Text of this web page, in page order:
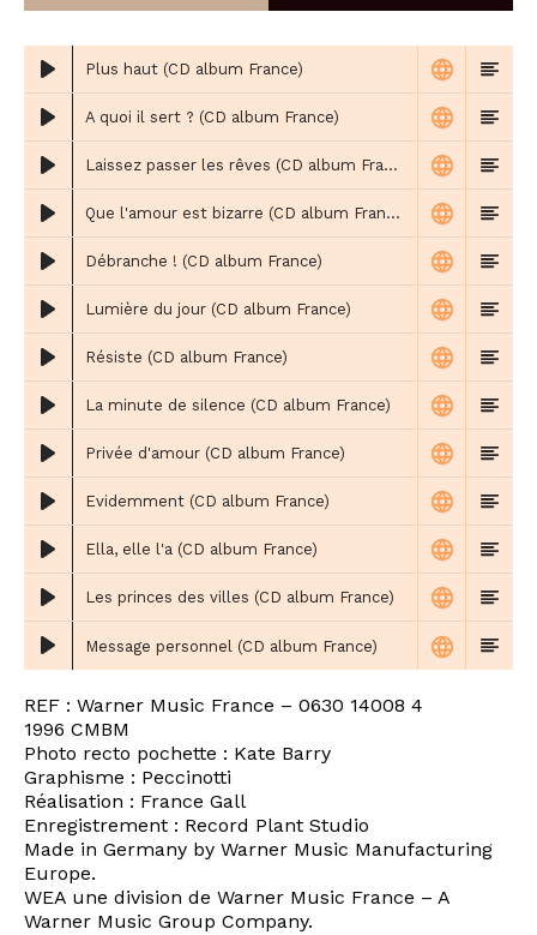
Plus haut (CD album France)
A quoi il sert ? (CD album France)
Laissez passer les rêves (CD album France)
Que l'amour est bizarre (CD album France)
Débranche ! (CD album France)
Lumière du jour (CD album France)
Résiste (CD album France)
La minute de silence (CD album France)
Privée d'amour (CD album France)
Evidemment (CD album France)
Ella, elle l'a (CD album France)
Les princes des villes (CD album France)
Message personnel (CD album France)
REF : Warner Music France – 0630 14008 4
1996 CMBM
Photo recto pochette : Kate Barry
Graphisme : Peccinotti
Réalisation : France Gall
Enregistrement : Record Plant Studio
Made in Germany by Warner Music Manufacturing
Europe.
WEA une division de Warner Music France – A
Warner Music Group Company.